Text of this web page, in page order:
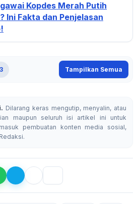
Kopdes Merah Putih
Ini Fakta dan Penjelasan
3 Tampilkan Semua
Dilarang keras mengutip, menyalin, atau
maupun seluruh isi artikel ini untuk
pembuatan konten media sosial,